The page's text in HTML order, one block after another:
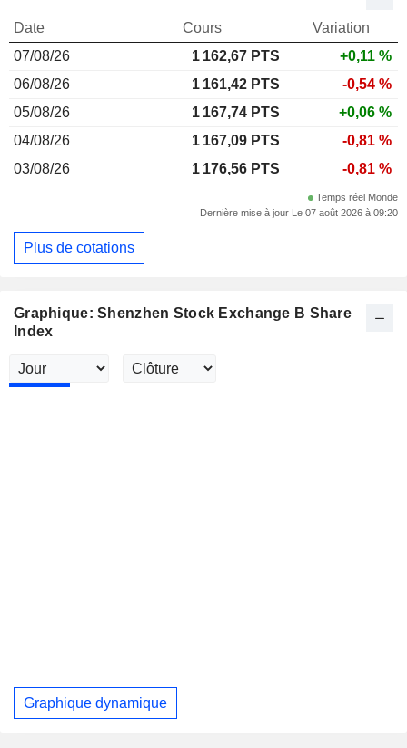
Graphique: Shenzhen Stock Exchange B Share
Index
Graphique dynamique
Date Cours
Variation
07/08/26
1 162,67 PTS
+0,11 %
06/08/26
1 161,42 PTS
-0,54 %
05/08/26
1 167,74 PTS
+0,06 %
04/08/26
1 167,09 PTS
-0,81 %
03/08/26
1 176,56 PTS -0,81 %
Temps réel Monde
Dernière mise à jour Le 07 août 2026 à 09:20
Plus de cotations